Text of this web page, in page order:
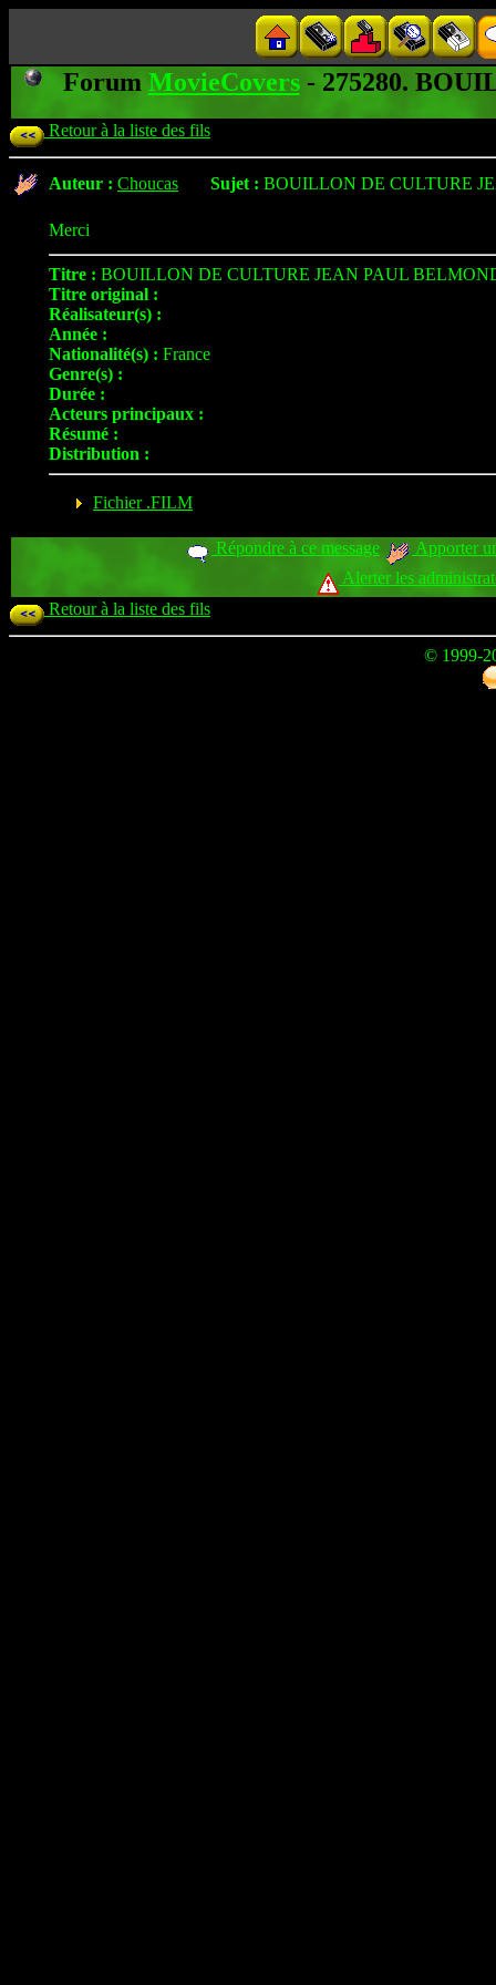
Forum MovieCovers- 275280.
Retour à la liste des fils
Auteur : Choucas Sujet : BOUILLON DE CULTURE
Merci
Titre : BOUILLON DE CULTURE JEAN PAUL
Titre original :
Réalisateur(s) :
Année :
Nationalité(s) : France
Genre(s) :
Durée :
Acteurs principaux :
Résumé :
Distribution :
Fichier .FILM
Répondre à ce message
Apporter
Alerter les
Retour à la liste des fils
© 1999-